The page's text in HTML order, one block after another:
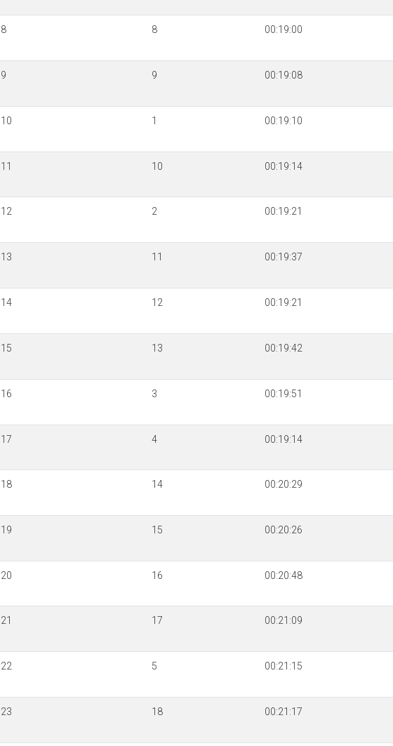
8 8 00:19:00
9 9 00:19:08
10 1 00:19:10
11 10 00:19:14
12 2 00:19:21
13 11 00:19:37
14 12 00:19:21
15 13 00:19:42
16 3 00:19:51
17 4 00:19:14
18 14 00:20:29
19 15 00:20:26
20 16 00:20:48
21 17 00:21:09
22 5 00:21:15
23 18 00:21:17